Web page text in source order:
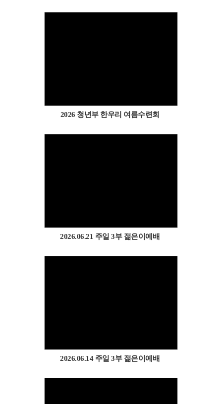
2026 청년부 한우리 여름수련회
2026.06.21 주일 3부 젊은이예배
2026.06.14 주일 3부 젊은이예배